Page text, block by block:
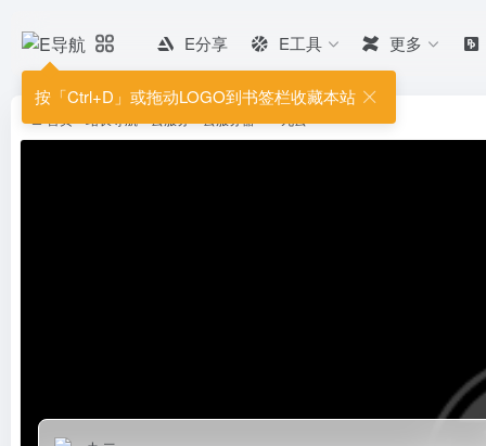
按「Ctrl+D」或拖动LOGO到书签栏收藏本站
E分享 E工具 更多
高防物理服务器平台，400G-
执照/电信许可，微信...